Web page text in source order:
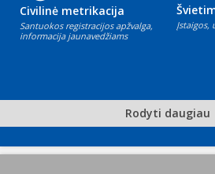
Civilinė metrikacija
Santuokos registracijos apžvalga,
informacija jaunavedžiams
Įstaigos,
Rodyti daugiau